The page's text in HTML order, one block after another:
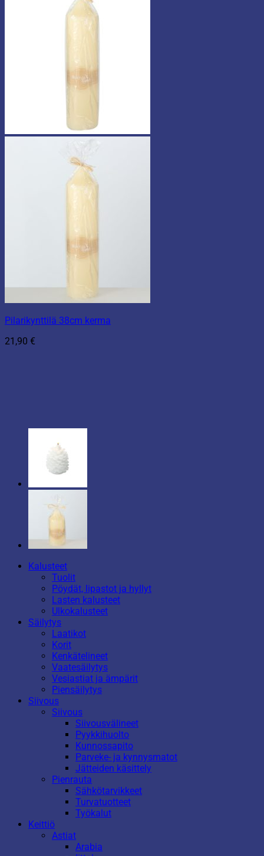
Pilarikynttilä 38cm kerma
21,90 €
Kalusteet
Tuolit
Pöydät, lipastot ja hyllyt
Lasten kalusteet
Ulkokalusteet
Säilytys
Laatikot
Korit
Kenkätelineet
Vaatesäilytys
Vesiastiat ja ämpärit
Piensäilytys
Siivous
Siivous
Siivousvälineet
Pyykkihuolto
Kunnossapito
Parveke- ja kynnysmatot
Jätteiden käsittely
Pienrauta
Sähkötarvikkeet
Turvatuotteet
Työkalut
Keittiö
Astiat
Arabia